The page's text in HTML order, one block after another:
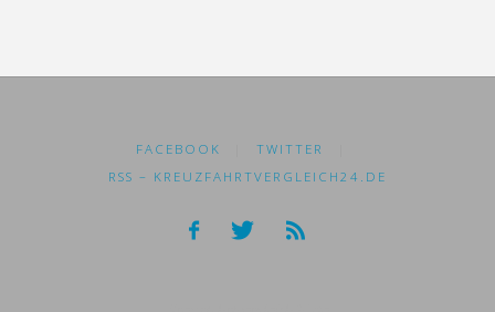
FACEBOOK TWITTER
RSS – KREUZFAHRTVERGLEICH24.DE